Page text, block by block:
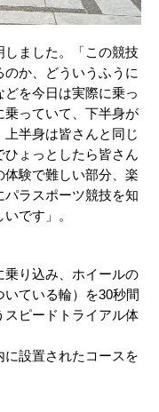
しました。「この競技
か、どういうふうに
を今日は実際に乗っ
乗っていて、下半身が
半身は皆さんと同じ
ひょっとしたら皆さん
体験で難しい部分、楽
パラスポーツ競技を知
です」。
乗り込み、ホイールの
ている輪）を30秒間
スピードトライアル体
に設置されたコースを